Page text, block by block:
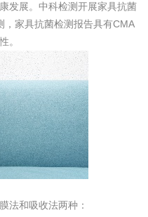
发展。中科检测开展家具抗菌
家具抗菌检测报告具有CMA
。
法和吸收法两种：
发 驱蚊检测